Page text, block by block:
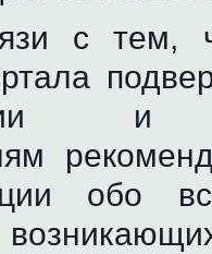
с тем,
и
обо